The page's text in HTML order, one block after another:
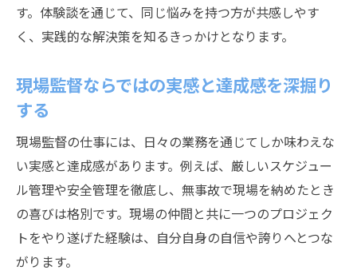
地域で輝く現場監督の仕事観を探る
現場監督体験談が語る地域密着の働き方
現場監督の仕事観が地域に与える影響とは
現場監督が感じた地元現場のやりがい
実体験を通じた現場監督の信頼構築法
現場監督体験談で見る信頼関係の築き方
現場監督が現場で大切にした信頼獲得術
す。体験談を通じて、同じ悩みを持つ方が共感しやす
く、実践的な解決策を知るきっかけとなります。
現場監督ならではの実感と達成感を深掘り
する
現場監督の仕事には、日々の業務を通じてしか味わえな
い実感と達成感があります。例えば、厳しいスケジュー
ル管理や安全管理を徹底し、無事故で現場を納めたとき
の喜びは格別です。現場の仲間と共に一つのプロジェク
トをやり遂げた経験は、自分自身の自信や誇りへとつな
がります。